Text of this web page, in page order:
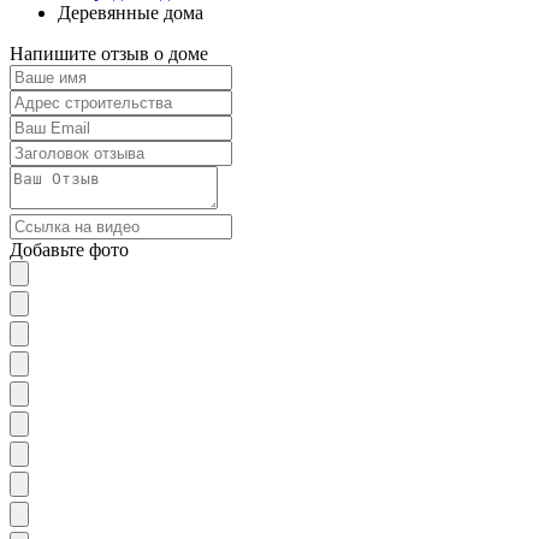
Деревянные дома
Напишите отзыв о доме
Добавьте фото